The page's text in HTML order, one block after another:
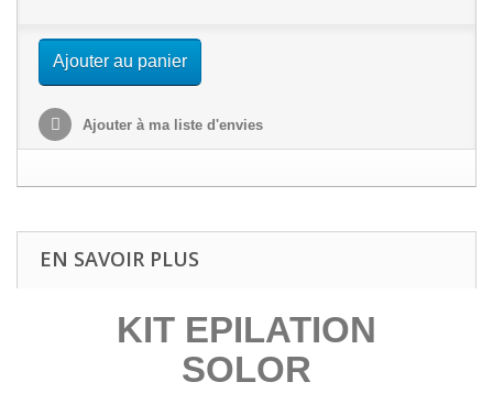
Ajouter au panier
Ajouter à ma liste d'envies
EN SAVOIR PLUS
KIT EPILATION
SOLOR